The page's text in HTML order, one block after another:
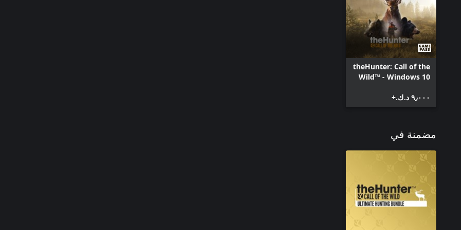
تحديث جديد مجاني متاح لجميع مالكي الكلاب، يمكنك تخصيص كلبك خبير الصيد عن طريق تحسينه بمهارات
نوعين من الكلاب. على سبيل المثال، يمكنك تدريب كلبك على إخراج الطيور من مخبئها بمهارة وإحضارها
بكفاءة بعد اصطيادك إياها من خلال الجمع بين مهارات كلب البوينتر وكلب الريتريفر.
theHunter: Call of the
Wild™ - Windows 10
٩٫٠٠٠ د.ك.‏+
مضمنة في